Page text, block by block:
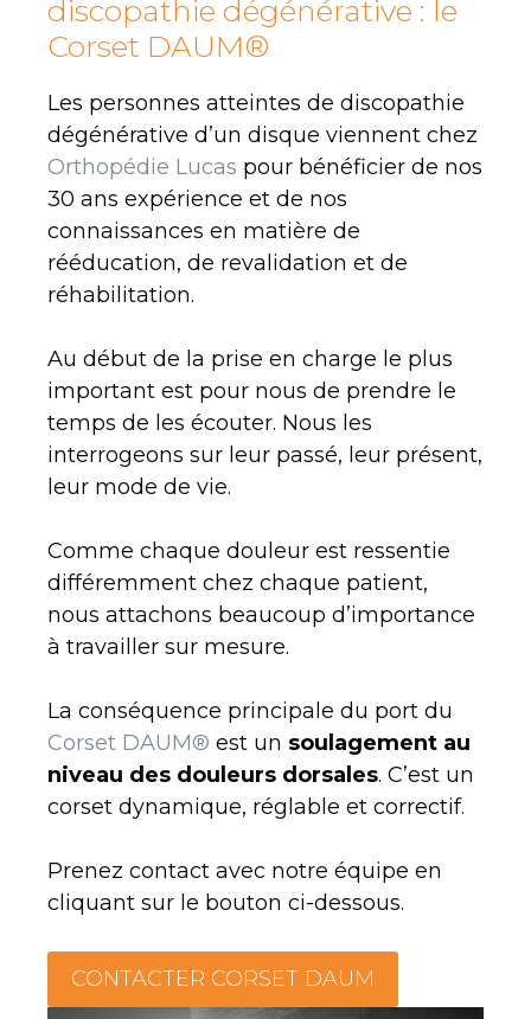
discopathie dégénérative : le
Corset DAUM®
Les personnes atteintes de discopathie
dégénérative d’un disque viennent chez
Orthopédie Lucas pour bénéficier de nos
30 ans expérience et de nos
connaissances en matière de
rééducation, de revalidation et de
réhabilitation.
Au début de la prise en charge le plus
important est pour nous de prendre le
temps de les écouter. Nous les
interrogeons sur leur passé, leur présent,
leur mode de vie.
Comme chaque douleur est ressentie
différemment chez chaque patient,
nous attachons beaucoup d’importance
à travailler sur mesure.
La conséquence principale du port du
Corset DAUM® est un soulagement au
niveau des douleurs dorsales. C’est un
corset dynamique, réglable et correctif.
Prenez contact avec notre équipe en
cliquant sur le bouton ci-dessous.
CONTACTER CORSET DAUM